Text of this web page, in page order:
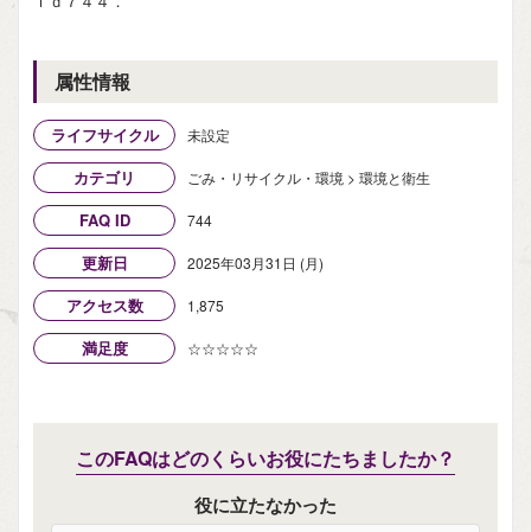
属性情報
ライフサイクル 未設定
カテゴリ ごみ・リサイクル・環境 > 環境と衛生
FAQ ID 744
更新日 2025年03月31日 (月)
アクセス数 1,875
満足度 ☆☆☆☆☆
このFAQはどのくらいお役にたちましたか？
役に立たなかった